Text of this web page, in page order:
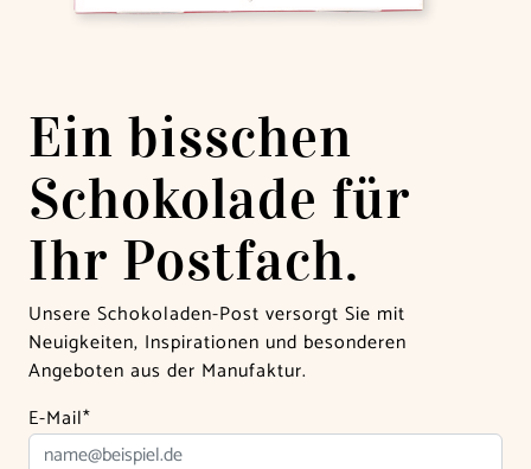
Ein bisschen
Schokolade für
Ihr Postfach.
Unsere Schokoladen-Post versorgt Sie mit
Neuigkeiten, Inspirationen und besonderen
Angeboten aus der Manufaktur.
E-Mail*